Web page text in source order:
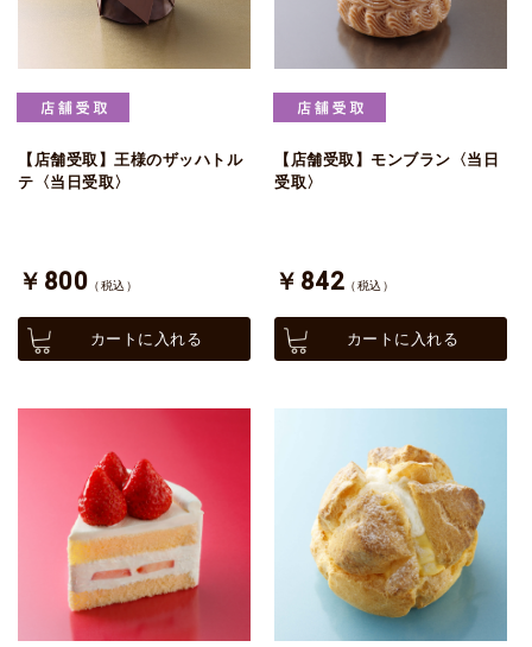
【店舗受取】王様のザッハトル
テ〈当日受取〉
￥800 （税込）
カートに入れる
【店舗受取】モンブラン〈当日
受取〉
￥842 （税込）
カートに入れる